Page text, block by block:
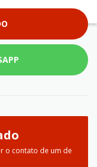
o contato de um de